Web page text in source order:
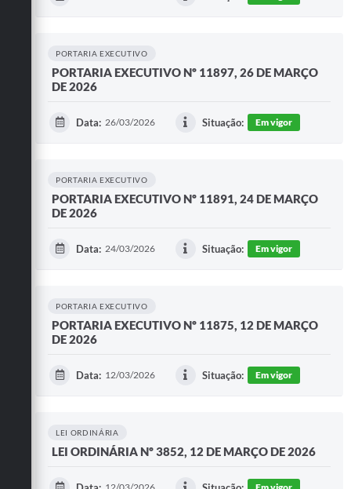
PORTARIA EXECUTIVO
PORTARIA EXECUTIVO Nº 11897, 26 DE MARÇO
DE 2026
Data: 26/03/2026 Situação: Em vigor
PORTARIA EXECUTIVO
PORTARIA EXECUTIVO Nº 11891, 24 DE MARÇO
DE 2026
Data: 24/03/2026 Situação: Em vigor
PORTARIA EXECUTIVO
PORTARIA EXECUTIVO Nº 11875, 12 DE MARÇO
DE 2026
Data: 12/03/2026 Situação: Em vigor
LEI ORDINÁRIA
LEI ORDINÁRIA Nº 3852, 12 DE MARÇO DE 2026